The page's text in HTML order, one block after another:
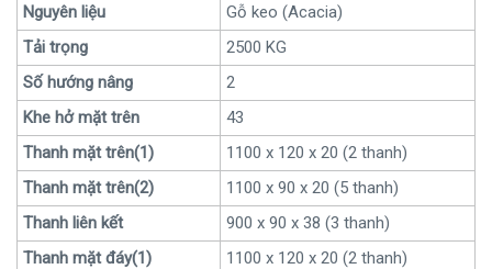
Nguyên liệu
Gỗ keo (Acacia)
Tải trọng
2500 KG
Số hướng nâng
2
Khe hở mặt trên
43
Thanh mặt trên(1)
1100 x 120 x 20 (2 thanh)
Thanh mặt trên(2)
1100 x 90 x 20 (5 thanh)
Thanh liên kết
900 x 90 x 38 (3 thanh)
Thanh mặt đáy(1)
1100 x 120 x 20 (2 thanh)